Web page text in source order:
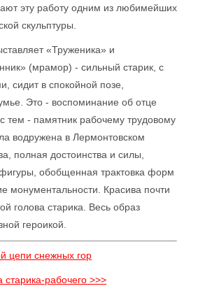
эту работу одним из любимейших
скульптуры.
«Труженика» и
(мрамор) - сильный старик, с
сидит в спокойной позе,
Это - воспоминание об отце
тем - памятник рабочему трудовому
водружена в Лермонтовском
полная достоинства и силы,
обобщенная трактовка форм
монументальности. Красива почти
голова старика. Весь образ
героикой.
цепи снежных гор
рабочего >>>